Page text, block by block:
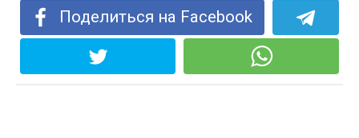
Поделиться на Facebook